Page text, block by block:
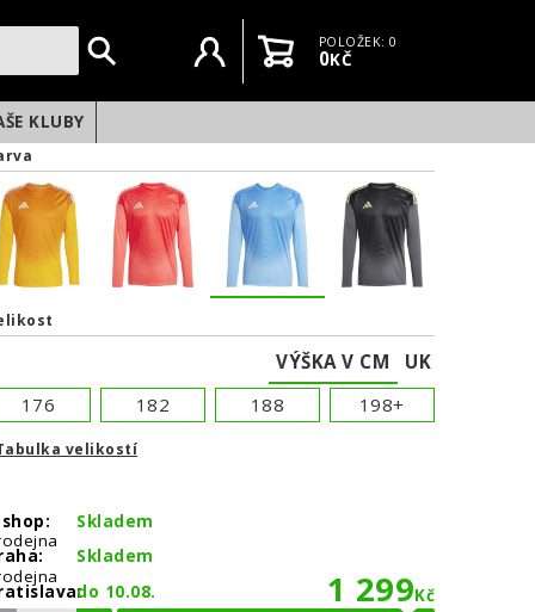
Uživatelský účet
KošíkPOLOŽEK: 0
0KČ
KLUBY
VÝŠKA V CM
UK
176
182 188 198+
velikostí
shop:
Skladem
Skladem
do 10.08. 1 299Kč